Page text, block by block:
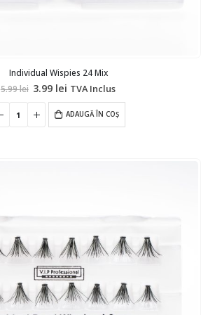
Individual Wispies 24 Mix
5.99lei Prețul
a
fost:
5.99 lei.
3.99 lei Prețul
este:
3.99 lei.
TVA Inclus
ADAUGĂ ÎN COȘ